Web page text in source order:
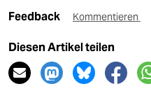
Feedback Kommentieren
Diesen Artikel teilen